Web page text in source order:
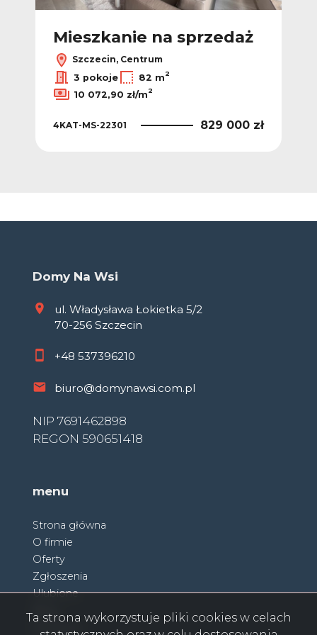
Mieszkanie na sprzedaż
Szczecin, Centrum
3 pokoje
82 m2
10 072,90 zł/m2
4KAT-MS-22301 829 000 zł
Domy Na Wsi
ul. Władysława Łokietka 5/2
70-256 Szczecin
+48 537396210
biuro@domynawsi.com.pl
NIP 7691462898
REGON 590651418
menu
Strona główna
O firmie
Oferty
Zgłoszenia
Ulubione
Ta strona wykorzystuje pliki cookies w celach